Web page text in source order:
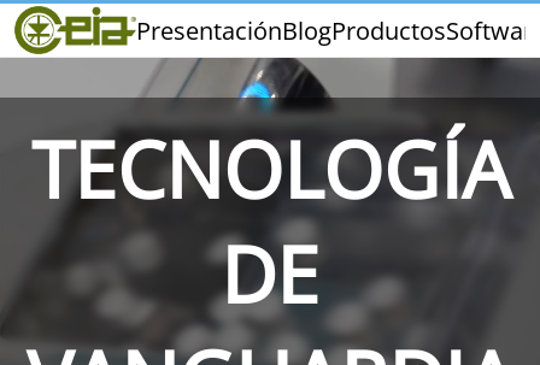
PresentaciónBlogProductos
Home
CEIA
Distribuidores
Ferias y Eventos
THS/PH210 THS/PH210-FFV
TECNOLOGÍA
DE